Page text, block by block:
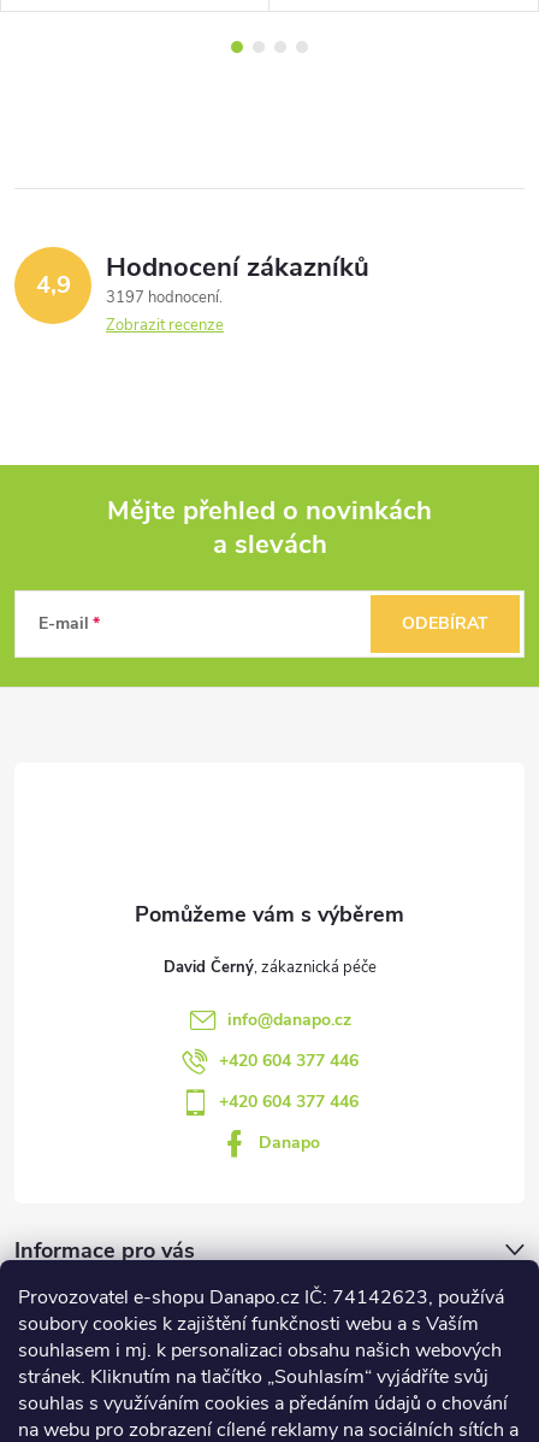
Provozovatel e-shopu Danapo.cz IČ: 74142623, používá
soubory cookies k zajištění funkčnosti webu a s Vaším
souhlasem i mj. k personalizaci obsahu našich webových
stránek. Kliknutím na tlačítko „Souhlasím“ vyjádříte svůj
souhlas s využíváním cookies a předáním údajů o chování
na webu pro zobrazení cílené reklamy na sociálních sítích a
4,9 Hodnocení zákazníků
3197 hodnocení
Zobrazit recenze
p
Mějte přehled o novinkách
a slevách
E-mail ODEBÍRAT
David Černý
info@danapo.cz
+420 604 377 446
+420 604 377 446
Danapo
Informace pro vás
Dotazník
Co upřednosťnujete?
Počet hlasů:437